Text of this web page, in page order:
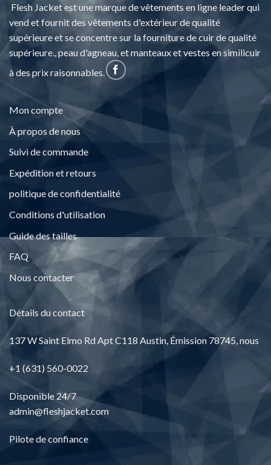
Flesh Jacket est une marque de vêtements en ligne leader qui
vend et fournit des vêtements d'extérieur de qualité
supérieure et se concentre sur la fourniture de cuir de qualité
supérieure., peau d'agneau, et manteaux et vestes en similicuir
à des prix raisonnables.
Mon compte
À propos de nous
Suivi de commande
Expédition et retours
politique de confidentialité
Conditions d'utilisation
Guide des tailles
FAQ
Nous contacter
Détails du contact
137W Saint Elmo Rd Apt C118 Austin, Émission 78745, nous
+1 (631) 560-0022
Disponible 24/7
admin@fleshjacket.com
Pilote de confiance